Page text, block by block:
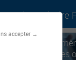
accepter →
tout le territoire
votre
Trouvez